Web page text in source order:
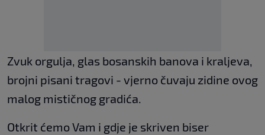
Zvuk orgulja, glas bosanskih banova i kraljeva,
brojni pisani tragovi - vjerno čuvaju zidine ovog
malog mističnog gradića.
Otkrit ćemo Vam i gdje je skriven biser